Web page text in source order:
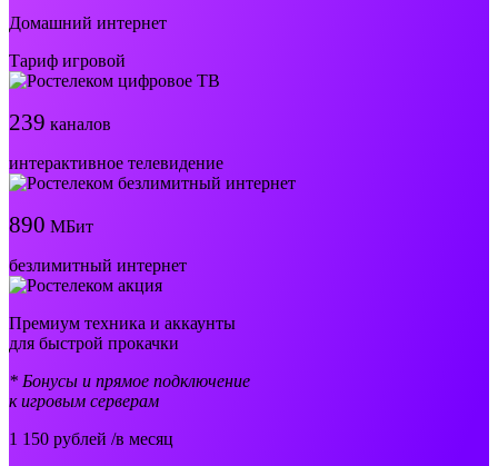
Домашний интернет
Тариф игровой
239 каналов
интерактивное телевидение
890 МБит
безлимитный интернет
Премиум техника и аккаунты
для быстрой прокачки
* Бонусы и прямое подключение
к игровым серверам
1 150 рублей /в месяц